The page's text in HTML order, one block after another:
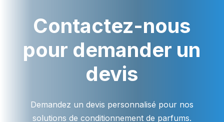
Contactez-nous
pour demander un
devis
Demandez un devis personnalisé pour nos
solutions de conditionnement de parfums.